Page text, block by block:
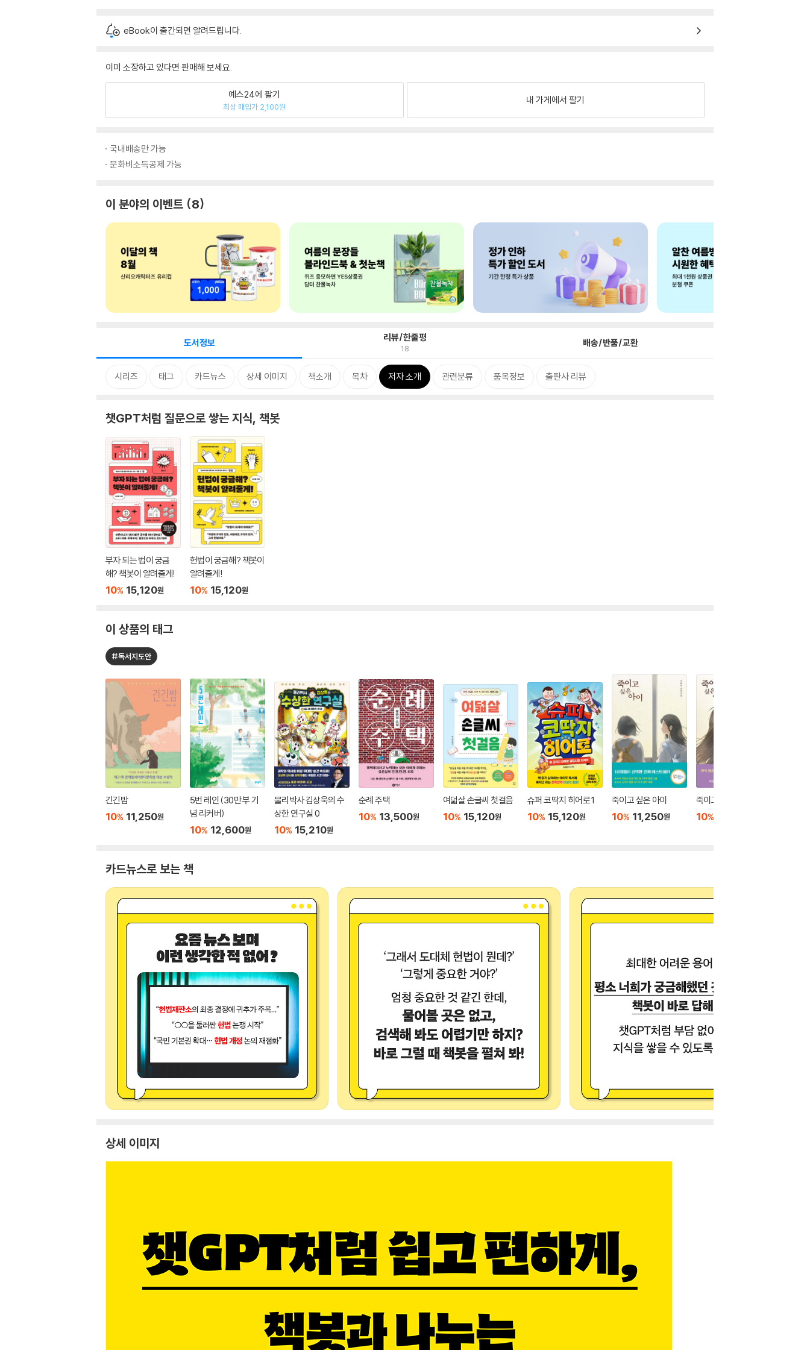
eBook이 출간되면 알려드립니다.
이미 소장하고 있다면 판매해 보세요.
예스24에 팔기
최상 매입가 2,100원
내 가게에서 팔기
국내배송만 가능
문화비소득공제 가능
이 분야의 이벤트 8
도서정보 리뷰/한줄평
18 배송/반품/교환
시리즈 태그 카드뉴스 상세 이미지 책소개 목차 저자 소개 관련분류 품목정보 출판사 리뷰
챗GPT처럼 질문으로 쌓는 지식, 책봇
부자 되는 법이 궁금
해? 책봇이 알려줄게!
10% 15,120원
헌법이 궁금해? 책봇이
알려줄게!
10% 15,120원
이 상품의 태그
#독서지도안
긴긴밤
10% 11,250원
5번 레인 (30만 부 기
념 리커버)
10% 12,600원
물리박사 김상욱의 수
상한 연구실 0
10% 15,210원
순례 주택
10% 13,500원
여덟살 손글씨 첫걸음
10% 15,120원
슈퍼 코딱지 히어로 1
10% 15,120원
죽이고 싶은 아이
10% 11,250원
죽이고 싶은 아이 2
10%
카드뉴스로 보는 책
상세 이미지